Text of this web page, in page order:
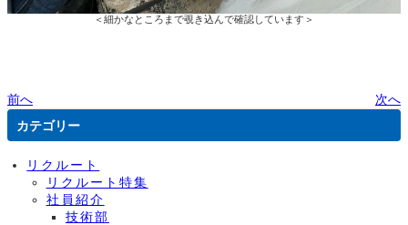
＜細かなところまで覗き込んで確認しています＞
前へ
次へ
カテゴリー
リクルート
リクルート特集
社員紹介
技術部